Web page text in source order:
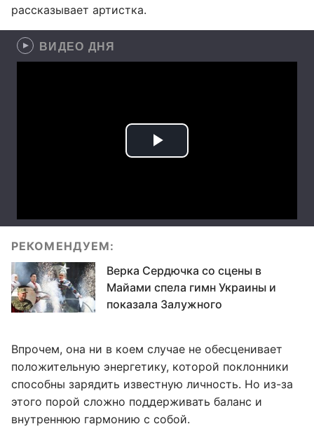
рассказывает артистка.
ВИДЕО ДНЯ
РЕКОМЕНДУЕМ:
Верка Сердючка со сцены в
Майами спела гимн Украины и
показала Залужного
Впрочем, она ни в коем случае не обесценивает
положительную энергетику, которой поклонники
способны зарядить известную личность. Но из-за
этого порой сложно поддерживать баланс и
внутреннюю гармонию с собой.